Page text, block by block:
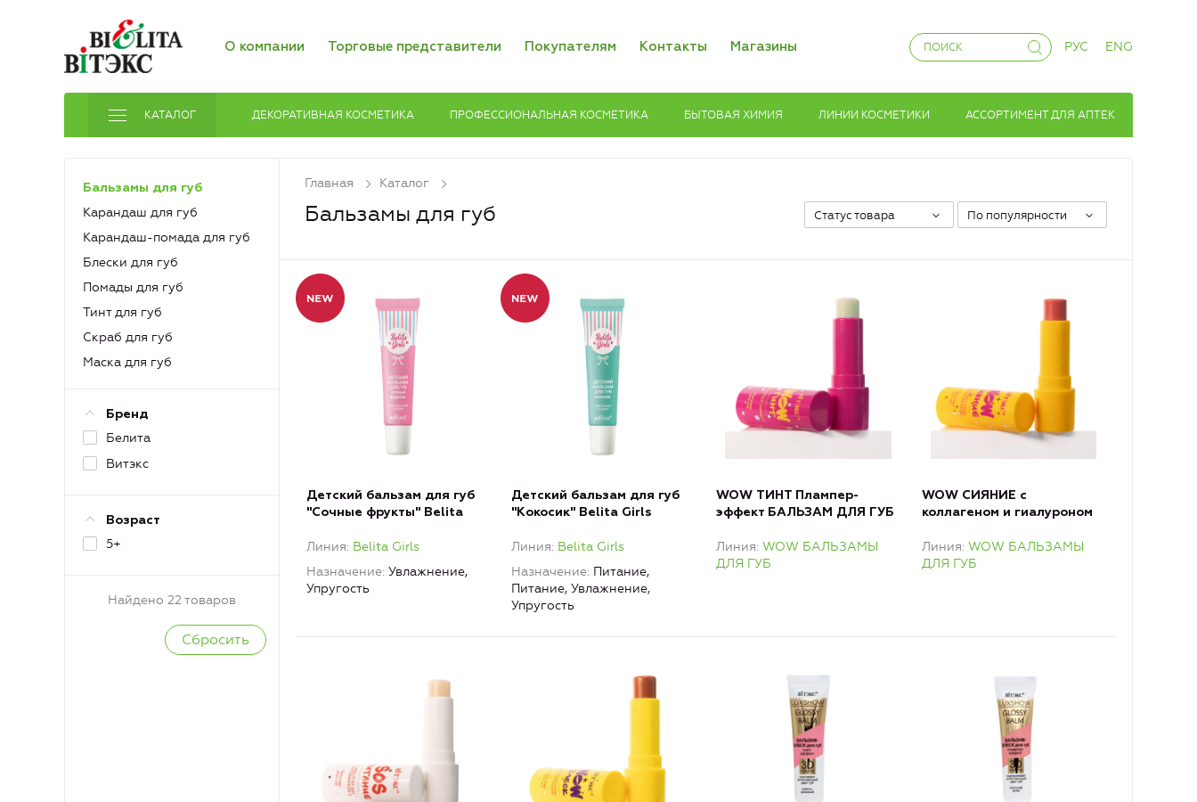
О компании Торговые представители Покупателям Контакты Магазины РУС ENG
КАТАЛОГ ДЕКОРАТИВНАЯ КОСМЕТИКА ПРОФЕССИОНАЛЬНАЯ КОСМЕТИКА БЫТОВАЯ ХИМИЯ ЛИНИИ КОСМЕТИКИ АССОРТИМЕНТ ДЛЯ АПТЕК
Бальзамы для губ
Карандаш для губ
Карандаш-помада для губ
Блески для губ
Помады для губ
Тинт для губ
Скраб для губ
Маска для губ
Бренд
Белита
Витэкс
Возраст
5+
Найдено 22 товаров
Главная Каталог
Бальзамы для губ Статус товара По популярности
Детский бальзам для губ
"Сочные фрукты" Belita
Линия Belita Girls
Назначение Увлажнение,
Упругость
Детский бальзам для губ
"Кокосик" Belita Girls
Линия Belita Girls
Назначение Питание,
Питание, Увлажнение,
Упругость
WOW ТИНТ Плампер-
эффект БАЛЬЗАМ ДЛЯ ГУБ
Линия WOW БАЛЬЗАМЫ
ДЛЯ ГУБ
WOW СИЯНИЕ с
коллагеном и гиалуроном
Линия WOW БАЛЬЗАМЫ
ДЛЯ ГУБ